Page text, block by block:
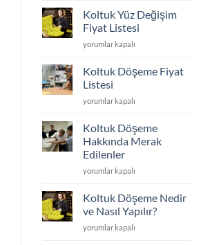
Fiyatları
Koltuk Yüz Değişim
Fiyat Listesi
Koltuk
Değişim
Listesi
için
yorumlar kapalı
Koltuk Döşeme Fiyat
Listesi
Koltuk
Fiyat
için
yorumlar kapalı
Koltuk Döşeme
Hakkında Merak
Edilenler
Koltuk
Hakkında
Edilenler
için
yorumlar kapalı
Koltuk Döşeme Nedir
ve Nasıl Yapılır?
Koltuk
yorumlar kapalı